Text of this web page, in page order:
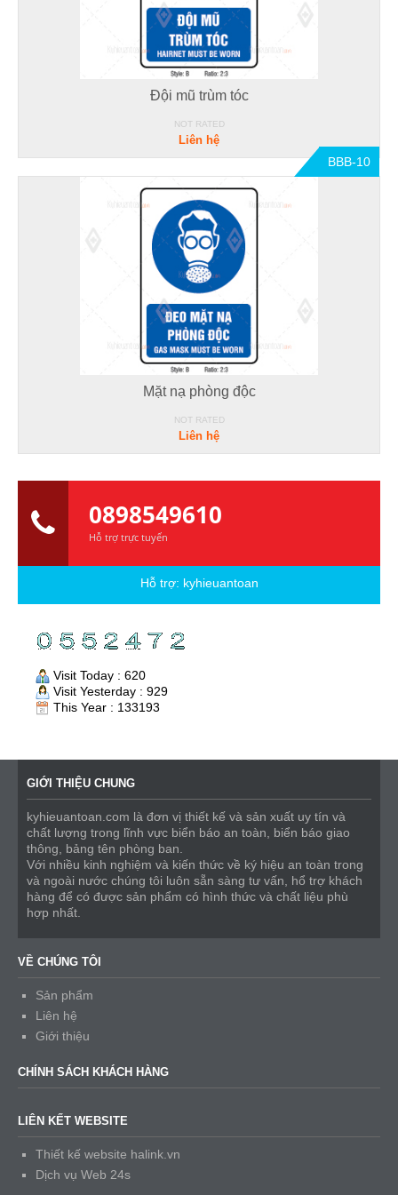
Đội mũ trùm tóc
NOT RATED
Liên hệ
BBB-10
Mặt nạ phòng độc
NOT RATED
Liên hệ
0898549610
Hỗ trợ trực tuyến
Hỗ trợ: kyhieuantoan
Visit Today : 620
Visit Yesterday : 929
This Year : 133193
GIỚI THIỆU CHUNG
kyhieuantoan.com là đơn vị thiết kế và sản xuất uy tín và
chất lượng trong lĩnh vực biển báo an toàn, biển báo giao
thông, bảng tên phòng ban.
Với nhiều kinh nghiệm và kiến thức về ký hiệu an toàn trong
và ngoài nước chúng tôi luôn sẵn sàng tư vấn, hổ trợ khách
hàng để có được sản phẩm có hình thức và chất liệu phù
hợp nhất.
VỀ CHÚNG TÔI
Sản phẩm
Liên hệ
Giới thiệu
CHÍNH SÁCH KHÁCH HÀNG
LIÊN KẾT WEBSITE
Thiết kế website halink.vn
Dịch vụ Web 24s